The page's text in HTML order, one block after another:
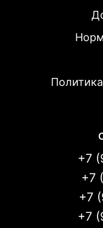
+7
+7
+7
+7